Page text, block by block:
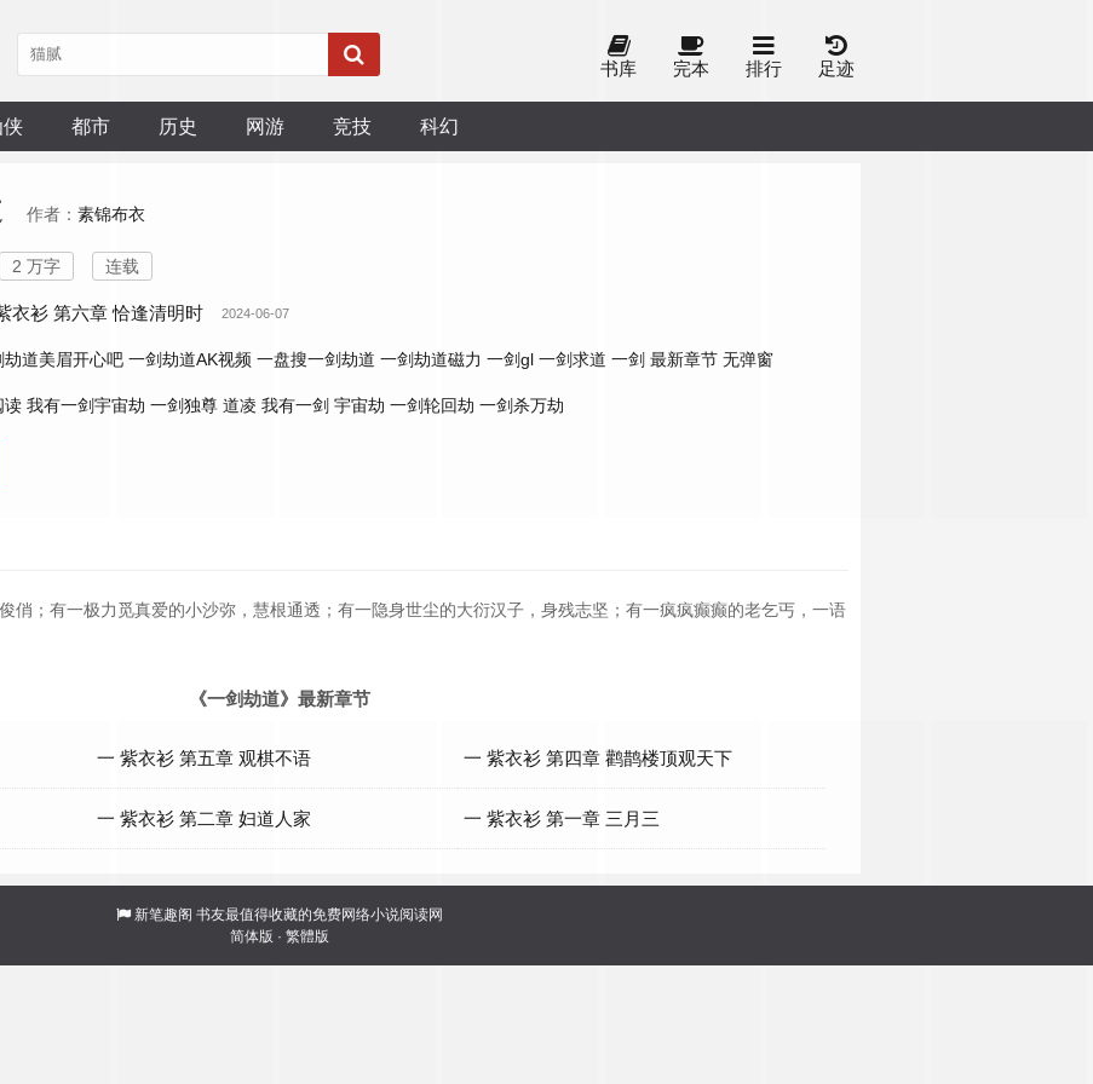
书库 完本 排行 足迹
侠 都市 历史 网游 竞技 科幻
作者： 素锦布衣
2 万字 连载
衣衫 第六章 恰逢清明时 2024-06-07
劫道美眉开心吧 一剑劫道AK视频 一盘搜一剑劫道 一剑劫道磁力 一剑gl 一剑求道 一剑 最新章节 无弹窗
读 我有一剑宇宙劫 一剑独尊 道凌 我有一剑 宇宙劫 一剑轮回劫 一剑杀万劫
俏；有一极力觅真爱的小沙弥，慧根通透；有一隐身世尘的大衍汉子，身残志坚；有一疯疯癫癫的老乞丐，一语
《一剑劫道》最新章节
一 紫衣衫 第五章 观棋不语 一 紫衣衫 第四章 鹳鹊楼顶观天下
一 紫衣衫 第二章 妇道人家 一 紫衣衫 第一章 三月三
新笔趣阁 书友最值得收藏的免费网络小说阅读网
简体版 · 繁體版